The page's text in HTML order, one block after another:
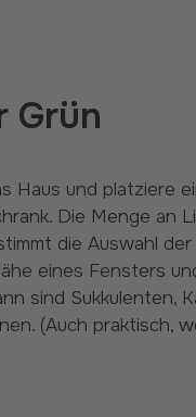
Grün
Die Menge an
die Auswahl
eines Fensters
sind Sukkulenten,
(Auch praktisch,